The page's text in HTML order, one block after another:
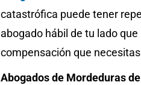
catastrófica puede tener
abogado hábil de tu lado
compensación que
Abogados de Mordeduras